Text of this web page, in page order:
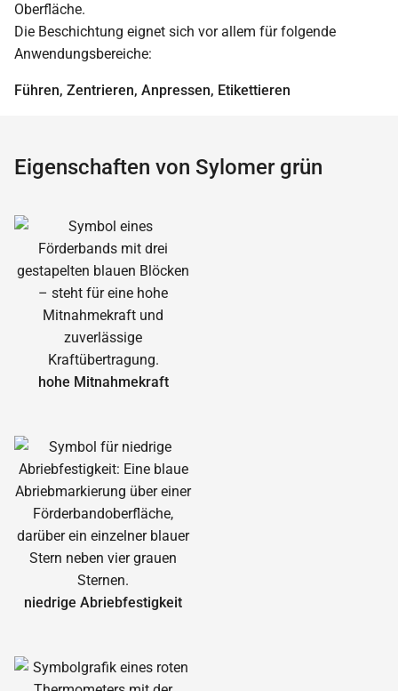
Oberfläche.
Die Beschichtung eignet sich vor allem für folgende
Anwendungsbereiche:
Führen, Zentrieren, Anpressen, Etikettieren
Eigenschaften von Sylomer grün
hohe Mitnahmekraft
niedrige Abrieb­festigkeit